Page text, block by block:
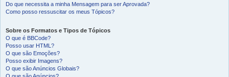
Do que necessita a minha Mensagem para ser Aprovada?
Como posso ressuscitar os meus Tópicos?
Sobre os Formatos e Tipos de Tópicos
O que é BBCode?
Posso usar HTML?
O que são Emoções?
Posso exibir Imagens?
O que são Anúncios Globais?